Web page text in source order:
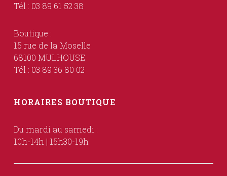
Tél : 03 89 61 52 38
Boutique :
15 rue de la Moselle
68100 MULHOUSE
Tél : 03 89 36 80 02
HORAIRES BOUTIQUE
Du mardi au samedi :
10h-14h | 15h30-19h